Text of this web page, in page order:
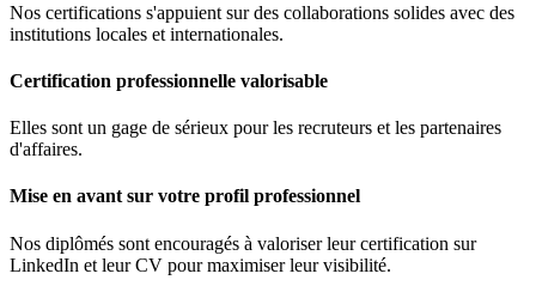
Nos certifications s'appuient sur des collaborations solides avec des
institutions locales et internationales.
Certification professionnelle valorisable
Elles sont un gage de sérieux pour les recruteurs et les partenaires
d'affaires.
Mise en avant sur votre profil professionnel
Nos diplômés sont encouragés à valoriser leur certification sur
LinkedIn et leur CV pour maximiser leur visibilité.